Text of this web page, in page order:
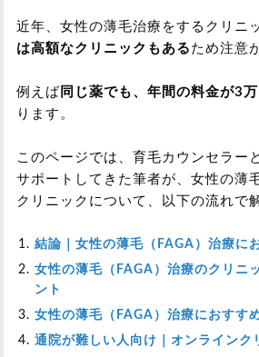
近年、女性の薄毛治療をするクリニ
は高額なクリニックもある ため注意
例えば 同じ薬でも、年間の料金が3
ります。
このページでは、育毛カウンセラー
サポートしてきた筆者が、女性の薄
クリニックについて、以下の流れで
結論｜女性の薄毛（FAGA）治療に
女性の薄毛（FAGA）治療のクリニ
ント
女性の薄毛（FAGA）治療におすす
通院が難しい人向け｜オンラインク